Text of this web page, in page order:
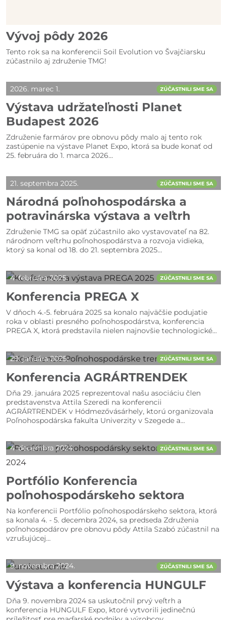
Vývoj pôdy 2026
Tento rok sa na konferencii Soil Evolution vo Švajčiarsku
zúčastnilo aj združenie TMG!
2026. marec 1. ZÚČASTNILI SME SA
Výstava udržateľnosti Planet
Budapest 2026
Združenie farmárov pre obnovu pôdy malo aj tento rok
zastúpenie na výstave Planet Expo, ktorá sa bude konať od
25. februára do 1. marca 2026...
21. septembra 2025. ZÚČASTNILI SME SA
Národná poľnohospodárska a
potravinárska výstava a veľtrh
Združenie TMG sa opäť zúčastnilo ako vystavovateľ na 82.
národnom veľtrhu poľnohospodárstva a rozvoja vidieka,
ktorý sa konal od 18. do 21. septembra 2025...
4. februára 2025. ZÚČASTNILI SME SA
Konferencia PREGA X
V dňoch 4.-5. februára 2025 sa konalo najväčšie podujatie
roka v oblasti presného poľnohospodárstva, konferencia
PREGA X, ktorá predstavila nielen najnovšie technologické...
29. januára 2025. ZÚČASTNILI SME SA
Konferencia AGRÁRTRENDEK
Dňa 29. januára 2025 reprezentoval našu asociáciu člen
predstavenstva Attila Szeredi na konferencii
AGRÁRTRENDEK v Hódmezővásárhely, ktorú organizovala
Poľnohospodárska fakulta Univerzity v Szegede a...
4. decembra 2024. ZÚČASTNILI SME SA
Portfólio Konferencia
poľnohospodárskeho sektora
Na konferencii Portfólio poľnohospodárskeho sektora, ktorá
sa konala 4. - 5. decembra 2024, sa predseda Združenia
poľnohospodárov pre obnovu pôdy Attila Szabó zúčastnil na
vzrušujúcej...
9. novembra 2024. ZÚČASTNILI SME SA
Výstava a konferencia HUNGULF
Dňa 9. novembra 2024 sa uskutočnil prvý veľtrh a
konferencia HUNGULF Expo, ktoré vytvorili jedinečnú